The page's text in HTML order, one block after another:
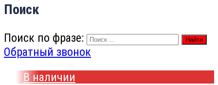
Поиск
Поиск по фразе: Найти
Обратный звонок
В наличии